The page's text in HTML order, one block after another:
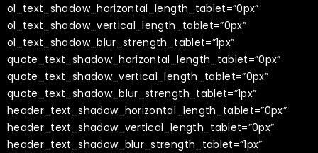
ol_text_shadow_horizontal_length_tablet=”0px”
ol_text_shadow_vertical_length_tablet=”0px”
ol_text_shadow_blur_strength_tablet=”1px”
quote_text_shadow_horizontal_length_tablet=”0px”
quote_text_shadow_vertical_length_tablet=”0px”
quote_text_shadow_blur_strength_tablet=”1px”
header_text_shadow_horizontal_length_tablet=”0px”
header_text_shadow_vertical_length_tablet=”0px”
header_text_shadow_blur_strength_tablet=”1px”